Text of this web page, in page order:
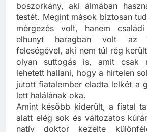
tulajdonképpen nem is ő,
boszorkány, aki álmában
testét. Megint mások biztosan
mérgezés volt, hanem
elhunyt haragban volt az
feleségével, aki nem túl rég
olyan suttogás is, amit csak
lehetett hallani, hogy a hirtelen
jutott fiatalember eladta lelkét a
lett halálának oka.
Amint később kiderült, a fiatal
alatt elég sok és változatos